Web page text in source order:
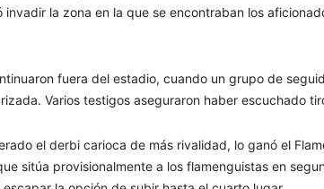
la zona en la que se encontraban los
fuera del estadio, cuando un grupo de
Varios testigos aseguraron haber escuchado
el derbi carioca de más rivalidad, lo ganó el
sitúa provisionalmente a los flamenguistas en